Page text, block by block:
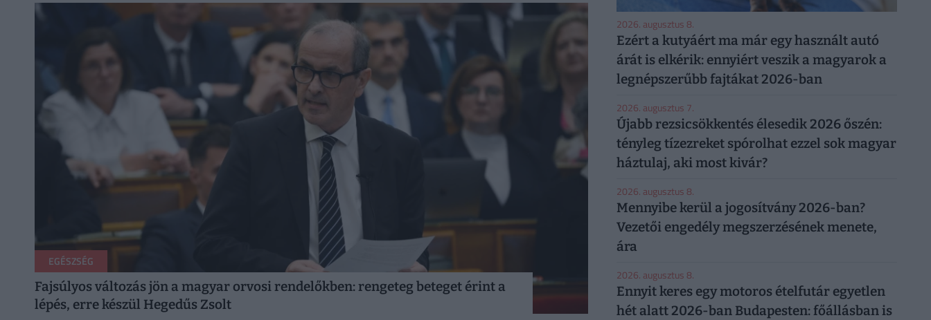
EGÉSZSÉG
Fajsúlyos változás jön a magyar orvosi rendelőkben: rengeteg beteget érint a
lépés, erre készül Hegedűs Zsolt
2026. augusztus 8.
Ezért a kutyáért ma már egy használt autó
árát is elkérik: ennyiért veszik a magyarok a
legnépszerűbb fajtákat 2026-ban
2026. augusztus 7.
Újabb rezsicsökkentés élesedik 2026 őszén:
tényleg tízezreket spórolhat ezzel sok magyar
háztulaj, aki most kivár?
2026. augusztus 8.
Mennyibe kerül a jogosítvány 2026-ban?
Vezetői engedély megszerzésének menete,
ára
2026. augusztus 8.
Ennyit keres egy motoros ételfutár egyetlen
hét alatt 2026-ban Budapesten: főállásban is